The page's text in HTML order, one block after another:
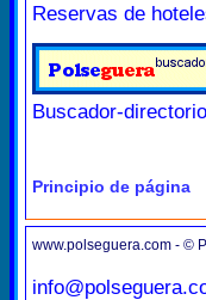
Reservas de
Buscador-directorio
Principio de página
www.polseguera.com - ©